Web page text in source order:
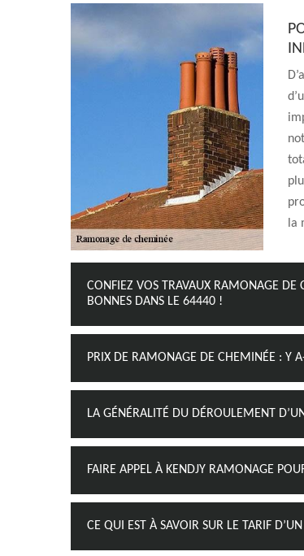
la
CONFIEZ VOS TRAVAUX RAMONAGE
BONNES DANS LE 64440 !
PRIX DE RAMONAGE DE CHEMINÉE : Y
LA GÉNÉRALITÉ DU DÉROULEMENT
FAIRE APPEL À KENDJY RAMONAGE
CE QUI EST À SAVOIR SUR LE TARIF